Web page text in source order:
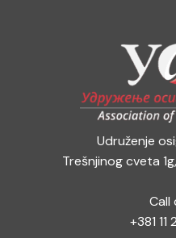
Udruženje
Trešnjinog cveta
Call
+381